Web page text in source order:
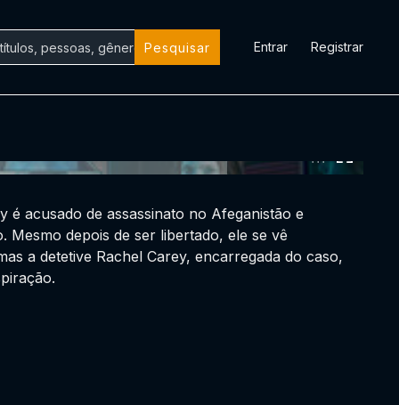
Pesquisar Entrar Registrar
é acusado de assassinato no Afeganistão e
Mesmo depois de ser libertado, ele se vê
a detetive Rachel Carey, encarregada do caso,